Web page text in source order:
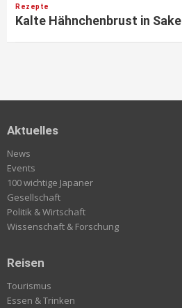
Rezepte
Kalte Hähnchenbrust in Sake
Aktuelles
News
Events
100 wichtige Japaner
Gesellschaft
Politik & Wirtschaft
Wissenschaft & Forschung
Reisen
Tourismus
Essen & Trinken